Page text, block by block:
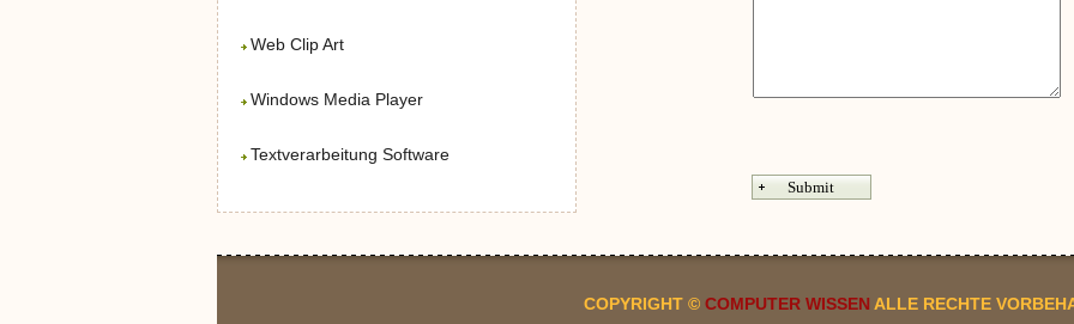
Web Clip Art
Windows Media Player
Textverarbeitung Software
COPYRIGHT © COMPUTER WISSEN ALLE RECHTE